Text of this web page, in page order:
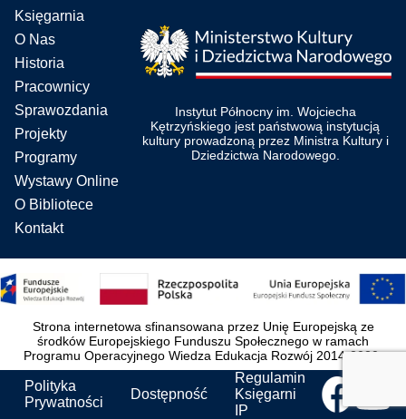
Księgarnia
O Nas
Historia
Pracownicy
Sprawozdania
Projekty
Programy
Wystawy Online
O Bibliotece
Kontakt
Instytut Północny im. Wojciecha
Kętrzyńskiego jest państwową instytucją
kultury prowadzoną przez Ministra Kultury i
Dziedzictwa Narodowego.
Strona internetowa sfinansowana przez Unię Europejską ze
środków Europejskiego Funduszu Społecznego w ramach
Programu Operacyjnego Wiedza Edukacja Rozwój 2014-2020.
Polityka
Prywatności
Dostępność
Regulamin
Księgarni
IP